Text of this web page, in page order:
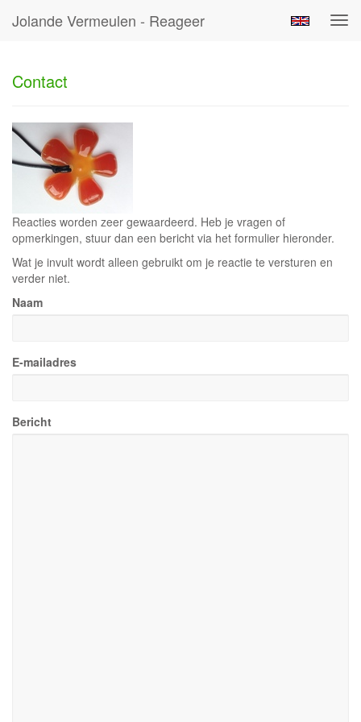
Jolande Vermeulen - Reageer
Contact
Reacties worden zeer gewaardeerd. Heb je vragen of
opmerkingen, stuur dan een bericht via het formulier hieronder.
Wat je invult wordt alleen gebruikt om je reactie te versturen en
verder niet.
Naam
E-mailadres
Bericht